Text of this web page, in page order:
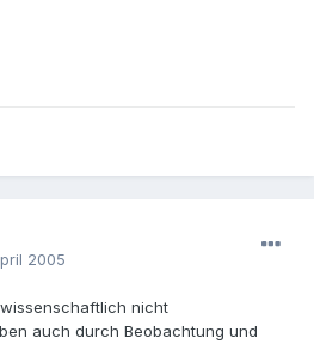
2005
nicht
auch durch Beobachtung und